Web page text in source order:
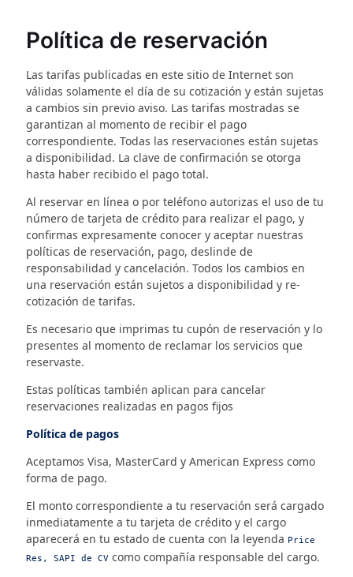
Política de reservación
Las tarifas publicadas en este sitio de Internet son
válidas solamente el día de su cotización y están sujetas
a cambios sin previo aviso. Las tarifas mostradas se
garantizan al momento de recibir el pago
correspondiente. Todas las reservaciones están sujetas
a disponibilidad. La clave de confirmación se otorga
hasta haber recibido el pago total.
Al reservar en línea o por teléfono autorizas el uso de tu
número de tarjeta de crédito para realizar el pago, y
confirmas expresamente conocer y aceptar nuestras
políticas de reservación, pago, deslinde de
responsabilidad y cancelación. Todos los cambios en
una reservación están sujetos a disponibilidad y re-
cotización de tarifas.
Es necesario que imprimas tu cupón de reservación y lo
presentes al momento de reclamar los servicios que
reservaste.
Estas políticas también aplican para cancelar
reservaciones realizadas en pagos fijos
Política de pagos
Aceptamos Visa, MasterCard y American Express como
forma de pago.
El monto correspondiente a tu reservación será cargado
inmediatamente a tu tarjeta de crédito y el cargo
aparecerá en tu estado de cuenta con la leyenda Price
Res, SAPI de CV como compañía responsable del cargo.